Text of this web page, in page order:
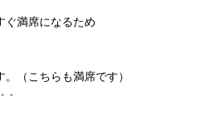
ぐ満席になるため
（こちらも満席です）
。